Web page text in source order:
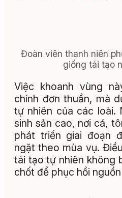
Đoàn viên thanh niên
giống tái tạo
Việc khoanh vùng
chính đơn thuần, mà
tự nhiên của các loài.
sinh sản cao, nơi cá,
phát triển giai đoạn
ngặt theo mùa vụ.
tái tạo tự nhiên không
chốt để phục hồi nguồn